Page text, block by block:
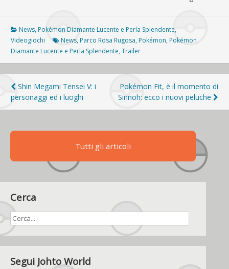
News, Pokémon Diamante Lucente e Perla Splendente,
Videogiochi
News, Parco Rosa Rugosa, Pokémon, Pokémon
Diamante Lucente e Perla Splendente,Trailer
Navigazione
articoli
Shin Megami Tensei V: i
personaggi ed i luoghi
Pokémon Fit, è il momento di
Sinnoh: ecco i nuovi peluche
Tutti gli articoli
Cerca
Segui Johto World